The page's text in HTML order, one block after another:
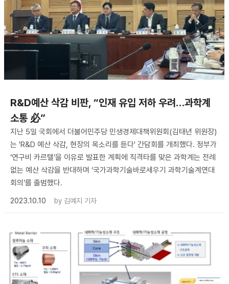
R&D예산 삭감 비판, “인재 유입 저하 우려…과학계
소통 必”
지난 5일 국회에서 더불어민주당 민생경제대책위원회(김태년 위원장)
는 'R&D 예산 삭감, 현장의 목소리를 듣다' 간담회를 개최했다. 정부가
‘연구비 카르텔’을 이유로 발표한 계획에 직격타를 맞은 과학계는 전례
없는 예산 삭감을 반대하며 ‘국가과학기술바로세우기 과학기술계연대
회의’를 출범했다.
2023.10.10
by 김예지 기자